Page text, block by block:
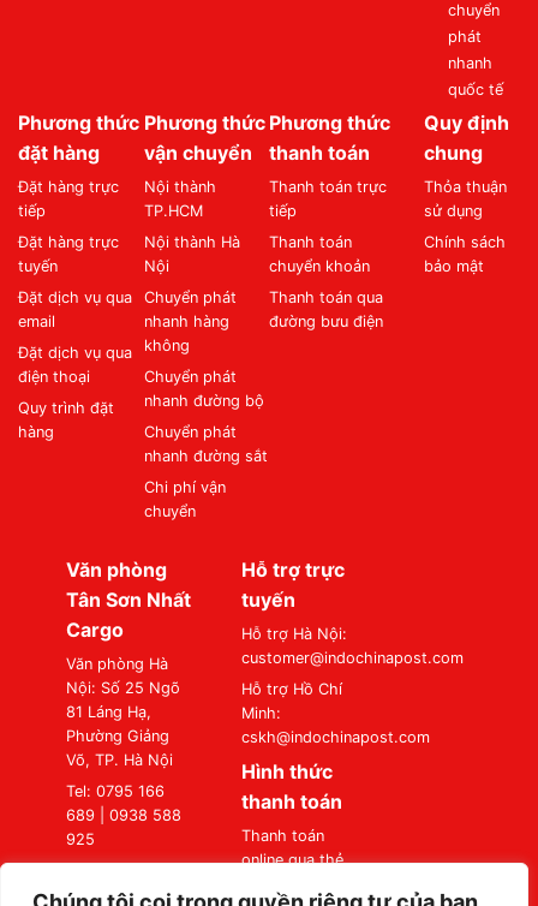
chuyển
phát
nhanh
quốc tế
Phương thức
đặt hàng
Đặt hàng trực
tiếp
Đặt hàng trực
tuyến
Đặt dịch vụ qua
email
Đặt dịch vụ qua
điện thoại
Quy trình đặt
hàng
Phương thức
vận chuyển
Nội thành
TP.HCM
Nội thành Hà
Nội
Chuyển phát
nhanh hàng
không
Chuyển phát
nhanh đường bộ
Chuyển phát
nhanh đường sắt
Chi phí vận
chuyển
Phương thức
thanh toán
Thanh toán trực
tiếp
Thanh toán
chuyển khoản
Thanh toán qua
đường bưu điện
Quy định
chung
Thỏa thuận
sử dụng
Chính sách
bảo mật
Văn phòng
Tân Sơn Nhất
Cargo
Văn phòng Hà
Nội: Số 25 Ngõ
81 Láng Hạ,
Phường Giảng
Võ, TP. Hà Nội
Tel: 0795 166
689 | 0938 588
925
Gòn: Số 87
Hỗ trợ trực
tuyến
Hỗ trợ Hà Nội:
customer@indochinapost.com
Hỗ trợ Hồ Chí
Minh:
cskh@indochinapost.com
Hình thức
thanh toán
Thanh toán
online qua thẻ